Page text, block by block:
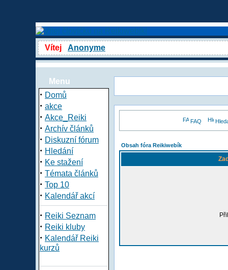
Vítej Anonyme
Menu
· Domů
· akce
· Akce_Reiki
· Archív článků
· Diskuzní fórum
· Hledání
· Ke stažení
· Témata článků
· Top 10
· Kalendář akcí
· Reiki Seznam
· Reiki kluby
· Kalendář Reiki
kurzů
FAQ
Obsah fóra Reikiwebík